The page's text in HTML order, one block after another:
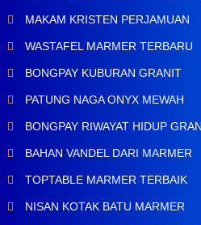
MAKAM KRISTEN PERJAMUAN
WASTAFEL MARMER TERBARU
BONGPAY KUBURAN GRANIT
PATUNG NAGA ONYX MEWAH
BONGPAY RIWAYAT HIDUP
BAHAN VANDEL DARI MARMER
TOPTABLE MARMER TERBAIK
NISAN KOTAK BATU MARMER